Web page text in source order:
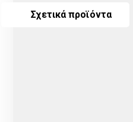
Σχετικά προϊόντα